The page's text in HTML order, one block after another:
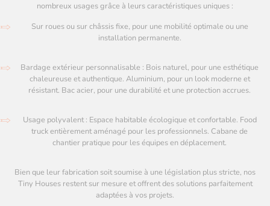
nombreux usages grâce à leurs caractéristiques uniques :
Sur roues ou sur châssis fixe, pour une mobilité optimale ou une
installation permanente.
Bardage extérieur personnalisable : Bois naturel, pour une esthétique
chaleureuse et authentique. Aluminium, pour un look moderne et
résistant. Bac acier, pour une durabilité et une protection accrues.
Usage polyvalent : Espace habitable écologique et confortable. Food
truck entièrement aménagé pour les professionnels. Cabane de
chantier pratique pour les équipes en déplacement.
Bien que leur fabrication soit soumise à une législation plus stricte, nos
Tiny Houses restent sur mesure et offrent des solutions parfaitement
adaptées à vos projets.